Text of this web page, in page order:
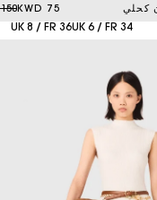
كحلي 75 KWD
150 KWD
UK 6 / FR 34
UK 8 / FR 36